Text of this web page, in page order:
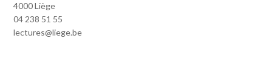
4000 Liège
04 238 51 55
lectures@liege.be